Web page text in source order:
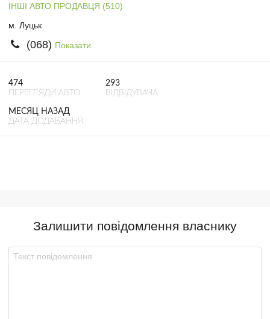
ІНШІ АВТО ПРОДАВЦЯ (510)
м. Луцьк
(068) Показати
474
ПЕРЕГЛЯДИ АВТО
293
ВІДВІДУВАЧА
МЕСЯЦ НАЗАД
ДАТА ДОДАВАННЯ
Залишити повідомлення власнику